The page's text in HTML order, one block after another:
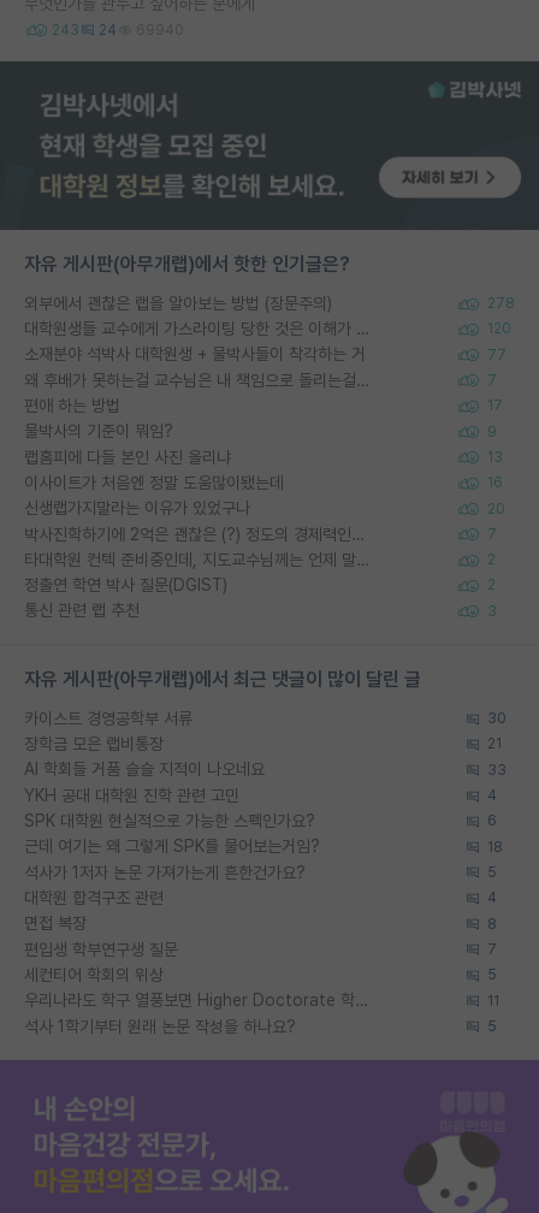
243 24 69940
자유 게시판(아무개랩)에서 핫한 인기글은?
외부에서 괜찮은 랩을 알아보는 방법 (장문주의) 278
대학원생들 교수에게 가스라이팅 당한 것은 이해가 갑니다. 안타깝네요. 120
소재분야 석박사 대학원생 + 물박사들이 착각하는 거 77
왜 후배가 못하는걸 교수님은 내 책임으로 돌리는걸까요? 7
편애 하는 방법 17
물박사의 기준이 뭐임? 9
랩홈피에 다들 본인 사진 올리냐 13
이사이트가 처음엔 정말 도움많이됐는데 16
신생랩가지말라는 이유가 있었구나 20
박사진학하기에 2억은 괜찮은 (?) 정도의 경제력인가요 7
타대학원 컨텍 준비중인데, 지도교수님께는 언제 말씀드려야 할까요? 2
정출연 학연 박사 질문(DGIST) 2
통신 관련 랩 추천 3
자유 게시판(아무개랩)에서 최근 댓글이 많이 달린 글
카이스트 경영공학부 서류 30
장학금 모은 랩비통장 21
AI 학회들 거품 슬슬 지적이 나오네요 33
YKH 공대 대학원 진학 관련 고민 4
SPK 대학원 현실적으로 가능한 스펙인가요? 6
근데 여기는 왜 그렇게 SPK를 물어보는거임? 18
석사가 1저자 논문 가져가는게 흔한건가요? 5
대학원 합격구조 관련 4
면접 복장 8
편입생 학부연구생 질문 7
세컨티어 학회의 위상 5
우리나라도 학구 열풍보면 Higher Doctorate 학위가 필요하다고 봅니다. 11
석사 1학기부터 원래 논문 작성을 하나요? 5